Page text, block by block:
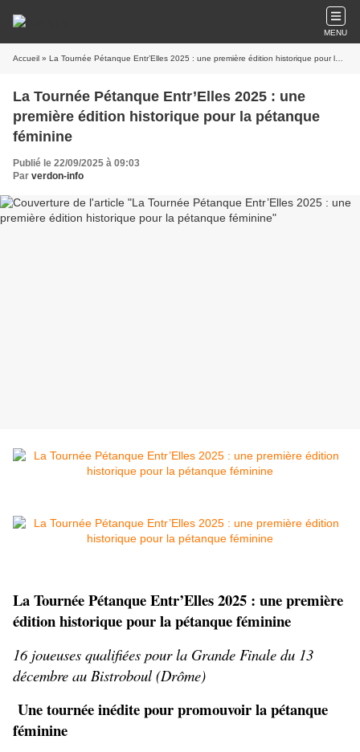
MENU
Accueil » La Tournée Pétanque Entr’Elles 2025 : une première édition historique pour la pétanque féminine
La Tournée Pétanque Entr’Elles 2025 : une
première édition historique pour la pétanque
féminine
Publié le 22/09/2025 à 09:03
Par verdon-info
La Tournée Pétanque Entr’Elles 2025 : une première
édition historique pour la pétanque féminine
16 joueuses qualifiées pour la Grande Finale du 13
décembre au Bistroboul (Drôme)
Une tournée inédite pour promouvoir la pétanque
féminine